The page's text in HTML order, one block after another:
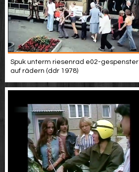
Spuk unterm riesenrad e02-gespenster
auf rädern (ddr 1978)